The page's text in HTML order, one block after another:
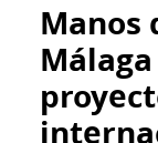
Manos